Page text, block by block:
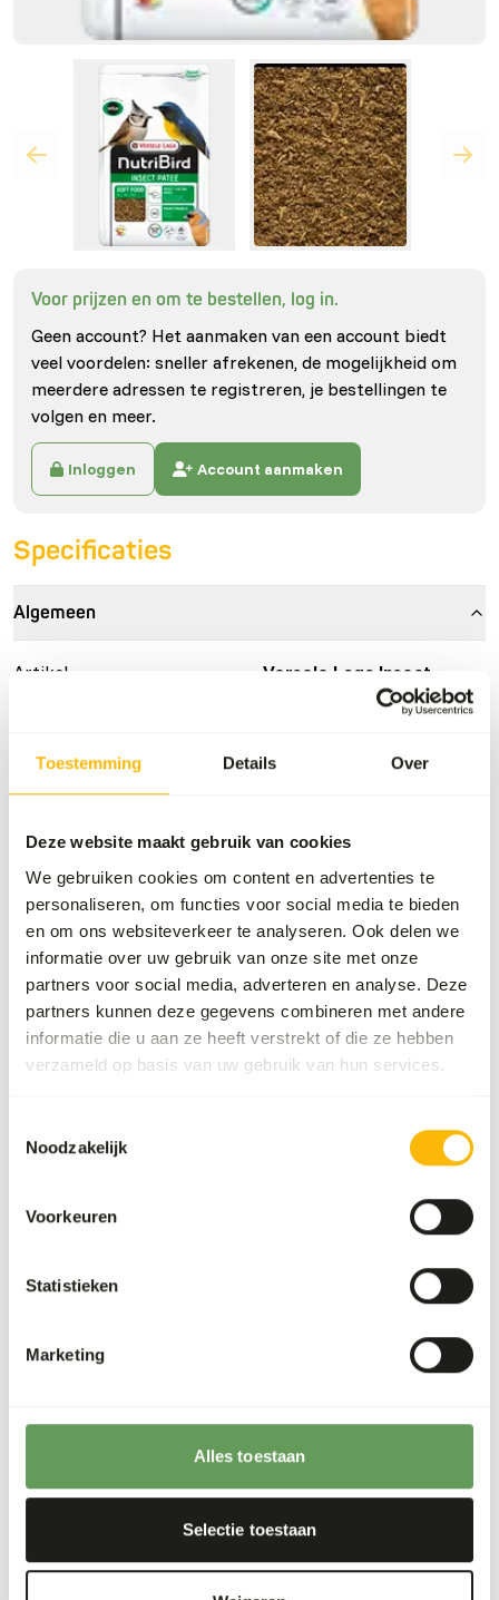
Toestemming Details Over
Deze website maakt gebruik van cookies
We gebruiken cookies om content en advertenties te
personaliseren, om functies voor social media te bieden
en om ons websiteverkeer te analyseren. Ook delen we
informatie over uw gebruik van onze site met onze
partners voor social media, adverteren en analyse. Deze
partners kunnen deze gegevens combineren met andere
informatie die u aan ze heeft verstrekt of die ze hebben
verzameld op basis van uw gebruik van hun services.
Noodzakelijk
Voorkeuren
Statistieken
Marketing
Alles toestaan
Selectie toestaan
Over dit product
Volledig voeder voor alle insectenetende vogels Volledig
25% ongewervelden. Zeer rijk aan dierlijke eiwitten en aan
Voor prijzen en om te bestellen, log in.
Geen account? Het aanmaken van een account biedt
veel voordelen: sneller afrekenen, de mogelijkheid om
meerdere adressen te registreren, je bestellingen te
volgen en meer.
Inloggen Account aanmaken
Specificaties
Algemeen
Artikel
Versele Laga Insect
Verkoopeenheid
Details
Samenstelling
bakkerijproducten,
insecten (18,3%),
plantaardige
eiwitextracten, oliën en
vetten, honing, suikers,
Merk
Voedingsadvies
Gebruiksklare basisvoeding. Vrijelijk aanbieden gedurende
het hele jaar. Regelmatig verversen.